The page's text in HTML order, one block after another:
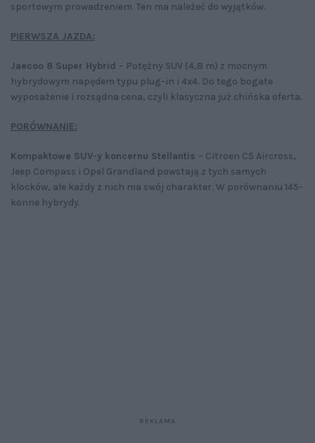
sportowym prowadzeniem. Ten ma należeć do wyjątków.
PIERWSZA JAZDA:
Jaecoo 8 Super Hybrid – Potężny SUV (4,8 m) z mocnym
hybrydowym napędem typu plug-in i 4x4. Do tego bogate
wyposażenie i rozsądna cena, czyli klasyczna już chińska oferta.
PORÓWNANIE:
Kompaktowe SUV-y koncernu Stellantis – Citroen C5 Aircross,
Jeep Compass i Opel Grandland powstają z tych samych
klocków, ale każdy z nich ma swój charakter. W porównaniu 145-
konne hybrydy.